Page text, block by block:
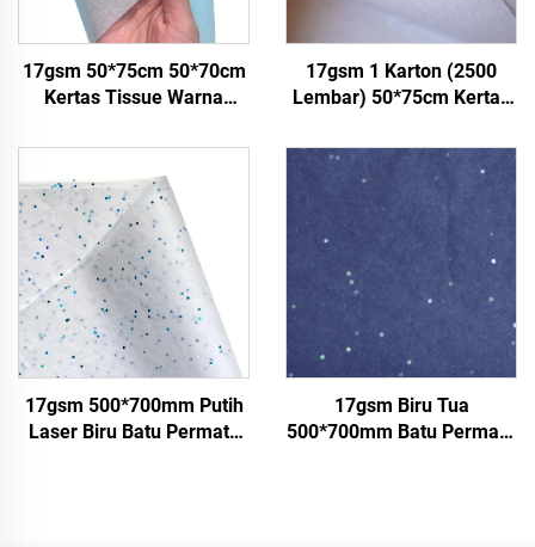
17gsm 50*75cm 50*70cm
Kertas Tissue Warna
Packaging Kertas Tissue
Batu Permata
17gsm 1 Karton (2500
Lembar) 50*75cm Kertas
Bunga Pakaian Sepatu
Kemasan Berwarna Kertas
Tisu Putih
17gsm 500*700mm Putih
Laser Biru Batu Permata
17gsm Biru Tua
500*700mm Batu Permata